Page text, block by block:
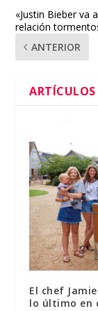
«Justin Bieber va
relación
ANTERIOR
El chef
lo último en